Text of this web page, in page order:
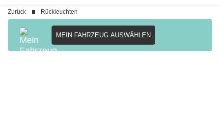
Zurück Rückleuchten
MEIN FAHRZEUG AUSWÄHLEN